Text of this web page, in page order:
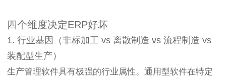
四个维度决定ERP好坏
1. 行业基因（非标加工 vs 离散制造 vs 流程制造 vs
装配型生产）
生产管理软件具有极强的行业属性。通用型软件在特定